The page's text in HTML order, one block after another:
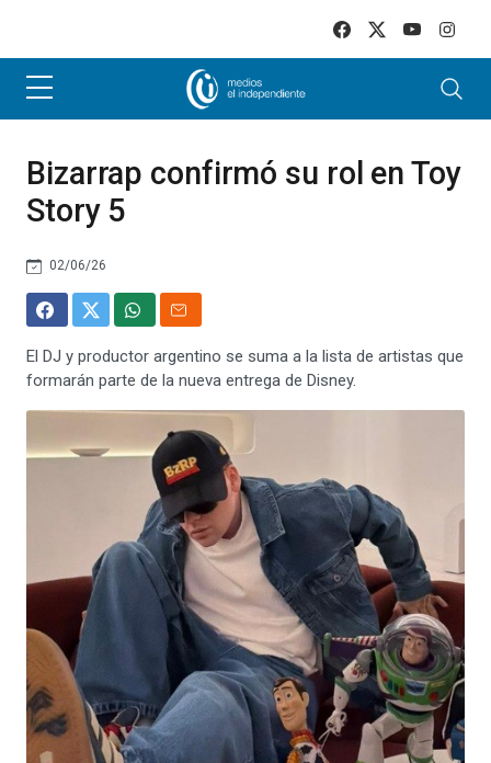
Bizarrap confirmó su rol en Toy
Story 5
02/06/26
El DJ y productor argentino se suma a la lista de artistas que
formarán parte de la nueva entrega de Disney.